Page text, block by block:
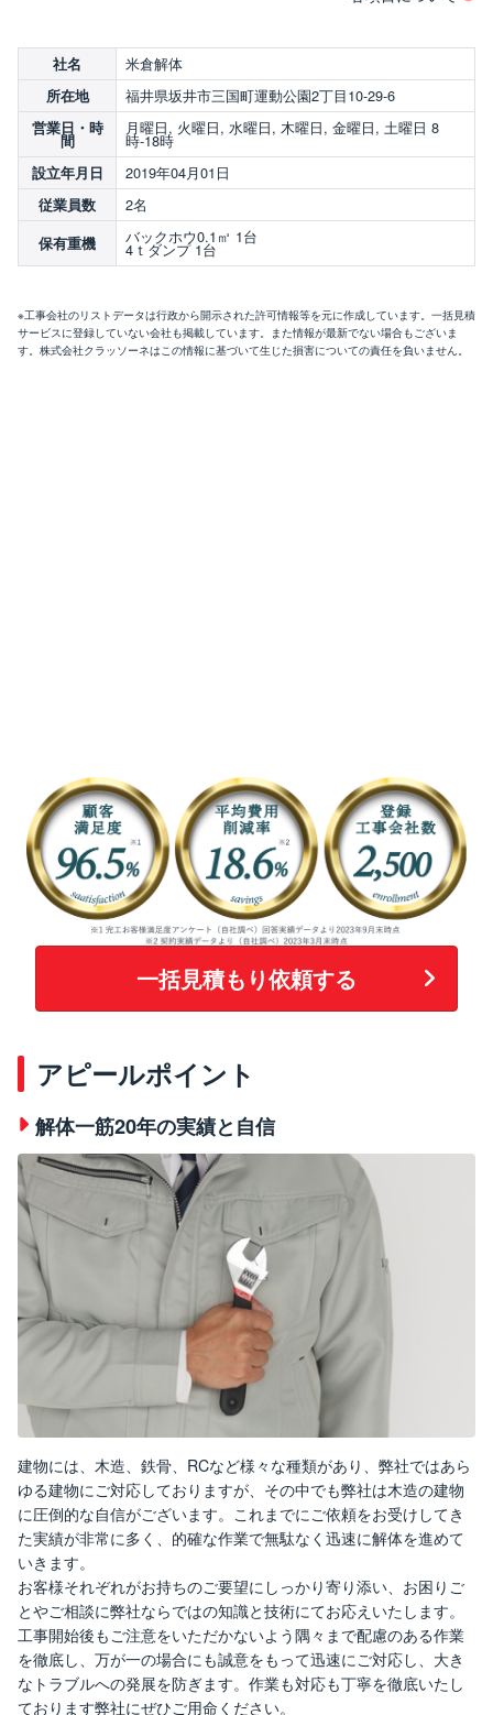
社名 米倉解体
所在地 福井県坂井市三国町運動公園2丁目10-29-6
営業日・時
間
月曜日, 火曜日, 水曜日, 木曜日, 金曜日, 土曜日 8
時-18時
設立年月日 2019年04月01日
従業員数 2名
保有重機 バックホウ0.1㎥ 1台
4ｔダンプ 1台
※工事会社のリストデータは行政から開示された許可情報等を元に作成しています。一括見積
サービスに登録していない会社も掲載しています。また情報が最新でない場合もございま
す。株式会社クラッソーネはこの情報に基づいて生じた損害についての責任を負いません。
一括見積もり依頼する
アピールポイント
解体一筋20年の実績と自信
建物には、木造、鉄骨、RCなど様々な種類があり、弊社ではあら
ゆる建物にご対応しておりますが、その中でも弊社は木造の建物
に圧倒的な自信がございます。これまでにご依頼をお受けしてき
た実績が非常に多く、的確な作業で無駄なく迅速に解体を進めて
いきます。
お客様それぞれがお持ちのご要望にしっかり寄り添い、お困りご
とやご相談に弊社ならではの知識と技術にてお応えいたします。
工事開始後もご注意をいただかないよう隅々まで配慮のある作業
を徹底し、万が一の場合にも誠意をもって迅速にご対応し、大き
なトラブルへの発展を防ぎます。作業も対応も丁寧を徹底いたし
ております弊社にぜひご用命ください。